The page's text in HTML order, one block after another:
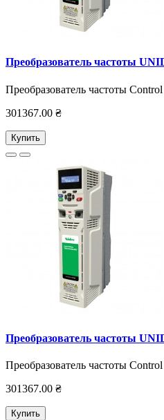
Преобразователь частоты
Преобразователь частоты
301367.00 ₴
Купить
Преобразователь частоты
Преобразователь частоты
301367.00 ₴
Купить